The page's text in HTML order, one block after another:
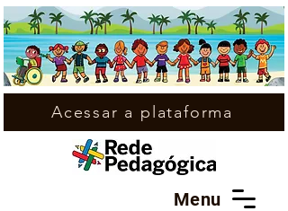
Menu
Acessar a plataforma